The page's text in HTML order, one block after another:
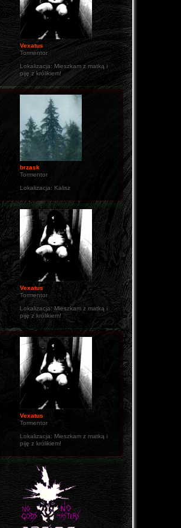
Vexatus
Tormentor
Lokalizacja: Mieszkam z matką i
piję z królikiem!
brzask
Tormentor
Lokalizacja: Kalisz
Vexatus
Tormentor
Lokalizacja:Mieszkam z matką i
piję z królikiem!
Vexatus
Tormentor
Lokalizacja: Mieszkam z matką i
piję z królikiem!